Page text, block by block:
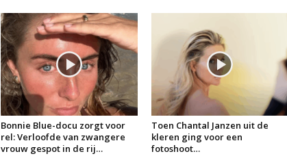
Bonnie Blue-docu zorgt voor
rel: Verloofde van zwangere
vrouw gespot in de rij…
Toen Chantal Janzen uit de
kleren ging voor een
fotoshoot…